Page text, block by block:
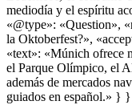
mediodía y el espíritu
«@type»: «Question»,
la Oktoberfest?»,
«text»: «Múnich ofrece
el Parque Olímpico, el
además de mercados
guiados en español.» }